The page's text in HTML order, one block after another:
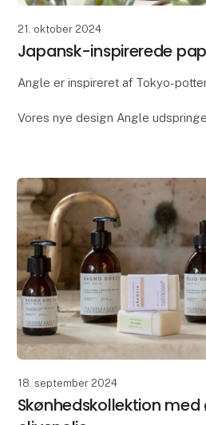
21. oktober 2024
Japansk-inspirerede
Angle er inspireret af Tokyo-
Vores nye design Angle
18. september 2024
Skønhedskollektion med